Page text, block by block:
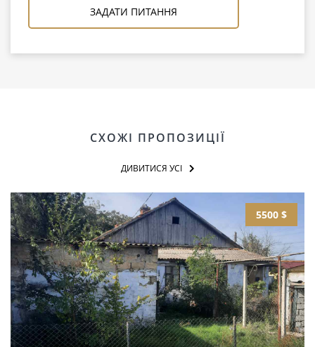
ЗАДАТИ ПИТАННЯ
СХОЖІ ПРОПОЗИЦІЇ
ДИВИТИСЯ УСІ
5500 $